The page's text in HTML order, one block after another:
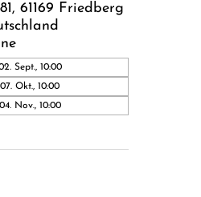
61169 Friedberg
Sept., 10:00
Okt., 10:00
Nov., 10:00